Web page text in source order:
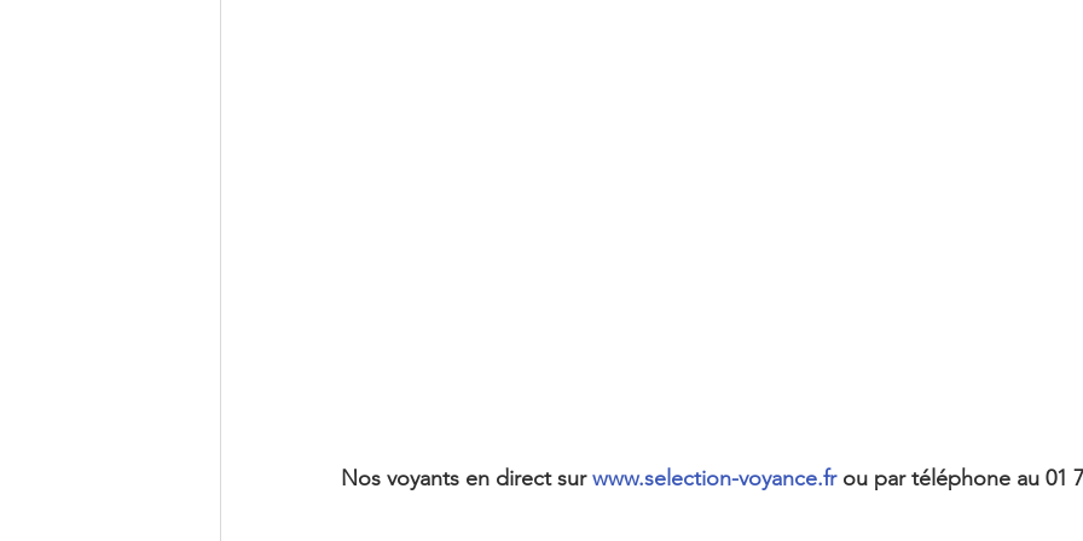
Nos voyants en direct sur www.selection-voyance.fr ou par téléphone au 01